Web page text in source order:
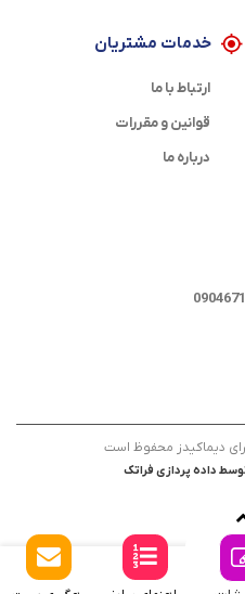
خدمات مشتریان
ارتباط با ما
قوانین و مقررات
درباره ما
دیماکیدز محفوظ است
داده پردازی فراتک